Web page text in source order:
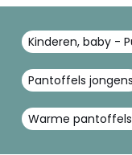
Kinderen, baby -
Pantoffels jongens
Warme